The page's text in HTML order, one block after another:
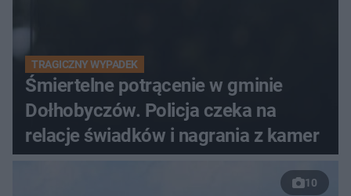
TRAGICZNY WYPADEK
Śmiertelne potrącenie w gminie
Dołhobyczów. Policja czeka na
relacje świadków i nagrania z kamer
10